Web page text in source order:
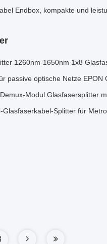
Endbox, kompakte und
1260nm-1650nm 1x8
passive optische Netze EPON
Modul Glasfasersplitter
Splitter für